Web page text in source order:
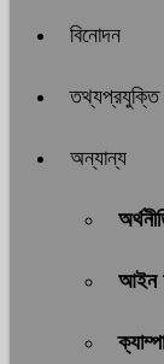
বিনোদন
তথ্যপ্রযুক্তি
অন্যান্য
আইন